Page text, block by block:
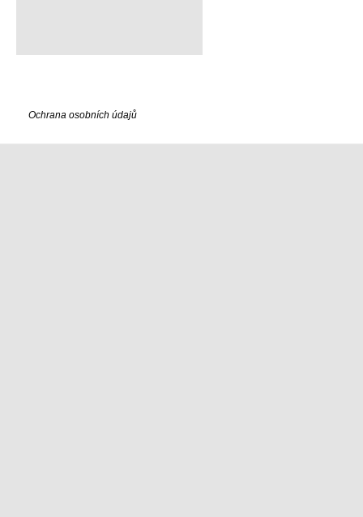
Ochrana osobních údajů